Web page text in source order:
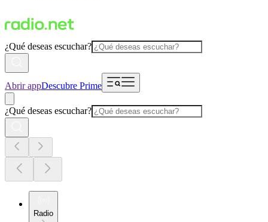
¿Qué deseas escuchar?
Abrir appDescubre Prime
¿Qué deseas escuchar?
Radio